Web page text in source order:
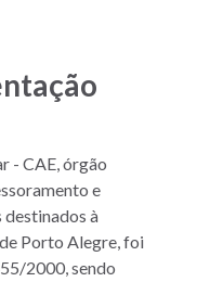
- CAE, órgão
e
à
Porto Alegre, foi
2000, sendo